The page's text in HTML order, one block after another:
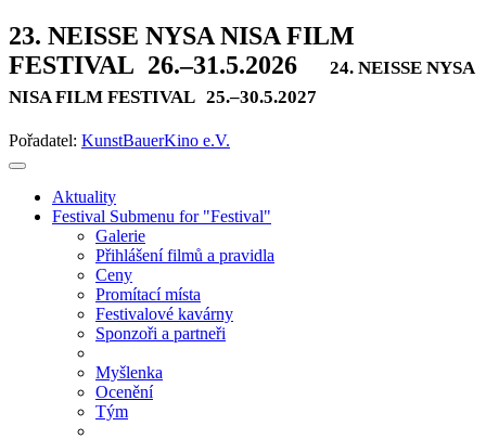
23. NEISSE NYSA NISA FILM
FESTIVAL 26.–31.5.2026
24. NEISSE NYSA
NISA FILM FESTIVAL 25.–30.5.2027
Pořadatel: KunstBauerKino e.V.
Aktuality
Festival Submenu for "Festival"
Galerie
Přihlášení filmů a pravidla
Ceny
Promítací místa
Festivalové kavárny
Sponzoři a partneři
Myšlenka
Ocenění
Tým